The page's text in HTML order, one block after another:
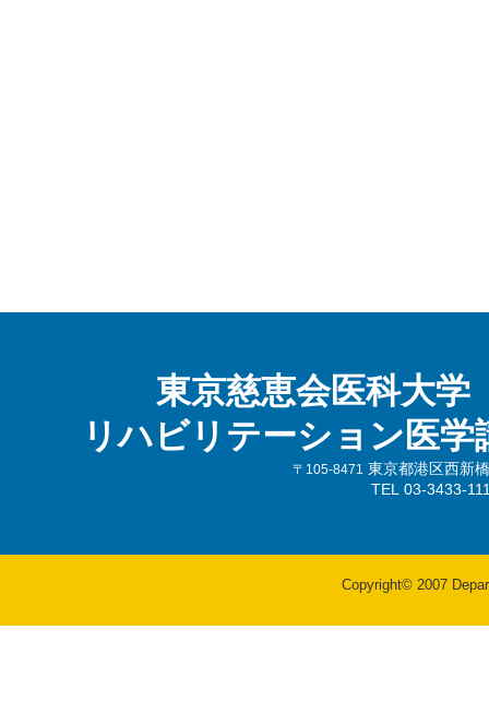
東京慈恵会医科大学
リハビリテーション医学
〒105-8471
東京都港区西新
TEL 03-3433-
Copyright© 2007